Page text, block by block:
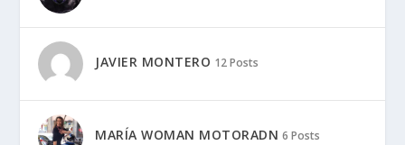
JAVIER MONTERO 12 Posts
MARÍA WOMAN MOTORADN 6 Posts